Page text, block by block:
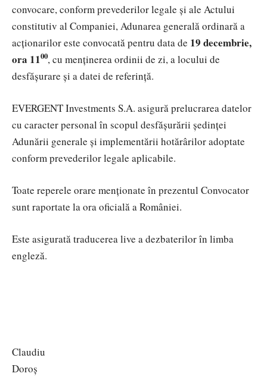
convocare, conform prevederilor legale și ale Actului
constitutiv al Companiei, Adunarea generală ordinară a
acționarilor este convocată pentru data de 19 decembrie,
ora 1100, cu menținerea ordinii de zi, a locului de
desfășurare și a datei de referință.
EVERGENT Investments S.A. asigură prelucrarea datelor
cu caracter personal în scopul desfășurării ședinței
Adunării generale și implementării hotărârilor adoptate
conform prevederilor legale aplicabile.
Toate reperele orare menționate în prezentul Convocator
sunt raportate la ora oficială a României.
Este asigurată traducerea live a dezbaterilor în limba
engleză.
Claudiu
Doroș